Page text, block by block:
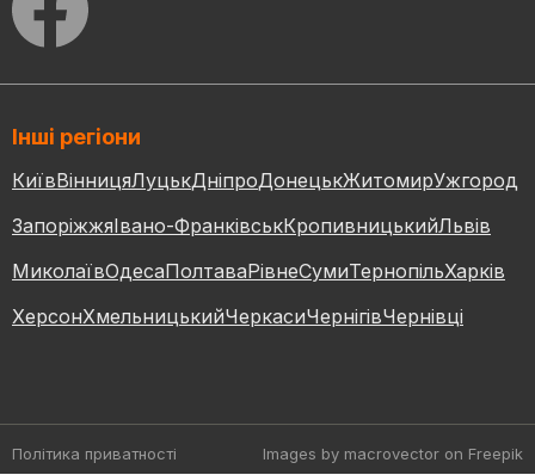
Інші регіони
КиївВінницяЛуцькДніпроДонецькЖитомирУжгород
ЗапоріжжяІвано-ФранківськКропивницькийЛьвів
МиколаївОдесаПолтаваРівнеСумиТернопільХарків
ХерсонХмельницькийЧеркасиЧернігівЧернівці
Політика приватності Images by macrovector on Freepik